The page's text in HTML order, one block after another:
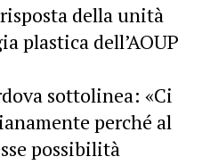
della unità
plastica dell’AOUP
sottolinea: «Ci
perché al
possibilità